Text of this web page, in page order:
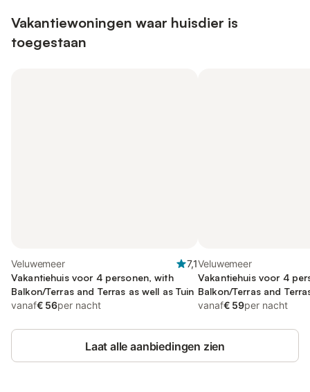
Vakantiewoningen waar huisdier is
toegestaan
Veluwemeer
7,1
Vakantiehuis voor 4 personen, with
Balkon/Terras and Terras as well as Tuin
vanaf€ 56per nacht
Veluwemeer
Vakantiehuis voor 4
Balkon/Terras and
vanaf€ 59per nacht
Laat alle aanbiedingen zien